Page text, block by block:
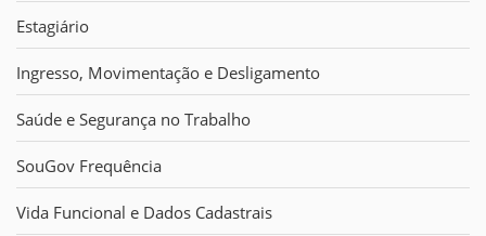
Estagiário
Ingresso, Movimentação e Desligamento
Saúde e Segurança no Trabalho
SouGov Frequência
Vida Funcional e Dados Cadastrais